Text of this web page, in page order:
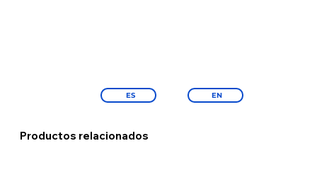
ES EN
Productos relacionados